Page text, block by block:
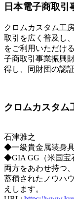
日本電子商取引
クロムカスタム工
取引を広く普及し
をご利用いただけ
子商取引事業振興
得し、同財団の認
クロムカスタム
石津雅之
◆一級貴金属装身
◆GIA GG（米国宝
両方をあわせ持つ
蓄積されたノウハ
えします。